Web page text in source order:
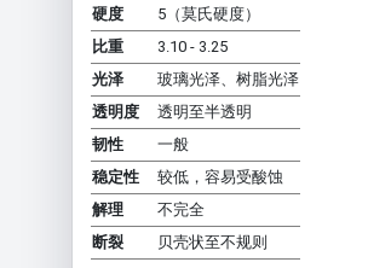
硬度
5（莫氏硬度）
比重
3.10 - 3.25
光泽
玻璃光泽、树脂光泽
透明度
透明至半透明
韧性
一般
稳定性
较低，容易受酸蚀
解理
不完全
断裂
贝壳状至不规则